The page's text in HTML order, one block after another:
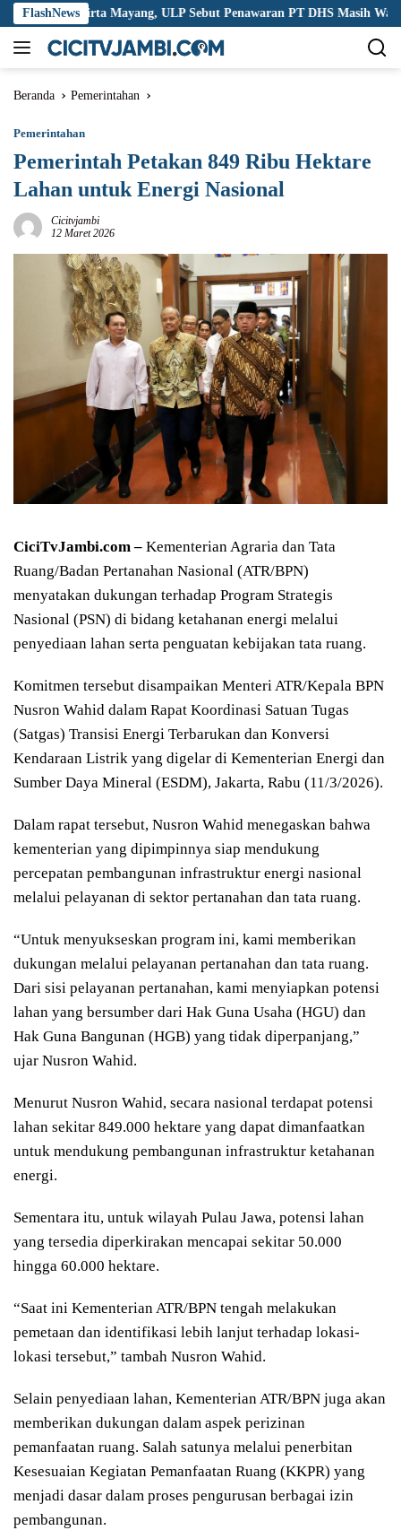
Langsung
ke
konten
FlashNews
Mayang, ULP Sebut Penawaran PT DHS Masih Wajar
Beranda Pemerintahan
Pemerintahan
Pemerintah Petakan 849 Ribu Hektare
Lahan untuk Energi Nasional
Cicitvjambi
12 Maret 2026
CiciTvJambi.com – Kementerian Agraria dan Tata
Ruang/Badan Pertanahan Nasional (ATR/BPN)
menyatakan dukungan terhadap Program Strategis
Nasional (PSN) di bidang ketahanan energi melalui
penyediaan lahan serta penguatan kebijakan tata ruang.
Komitmen tersebut disampaikan Menteri ATR/Kepala BPN
Nusron Wahid dalam Rapat Koordinasi Satuan Tugas
(Satgas) Transisi Energi Terbarukan dan Konversi
Kendaraan Listrik yang digelar di Kementerian Energi dan
Sumber Daya Mineral (ESDM), Jakarta, Rabu (11/3/2026).
Dalam rapat tersebut, Nusron Wahid menegaskan bahwa
kementerian yang dipimpinnya siap mendukung
percepatan pembangunan infrastruktur energi nasional
melalui pelayanan di sektor pertanahan dan tata ruang.
“Untuk menyukseskan program ini, kami memberikan
dukungan melalui pelayanan pertanahan dan tata ruang.
Dari sisi pelayanan pertanahan, kami menyiapkan potensi
lahan yang bersumber dari Hak Guna Usaha (HGU) dan
Hak Guna Bangunan (HGB) yang tidak diperpanjang,”
ujar Nusron Wahid.
Menurut Nusron Wahid, secara nasional terdapat potensi
lahan sekitar 849.000 hektare yang dapat dimanfaatkan
untuk mendukung pembangunan infrastruktur ketahanan
energi.
Sementara itu, untuk wilayah Pulau Jawa, potensi lahan
yang tersedia diperkirakan mencapai sekitar 50.000
hingga 60.000 hektare.
“Saat ini Kementerian ATR/BPN tengah melakukan
pemetaan dan identifikasi lebih lanjut terhadap lokasi-
lokasi tersebut,” tambah Nusron Wahid.
Selain penyediaan lahan, Kementerian ATR/BPN juga akan
memberikan dukungan dalam aspek perizinan
pemanfaatan ruang. Salah satunya melalui penerbitan
Kesesuaian Kegiatan Pemanfaatan Ruang (KKPR) yang
menjadi dasar dalam proses pengurusan berbagai izin
pembangunan.